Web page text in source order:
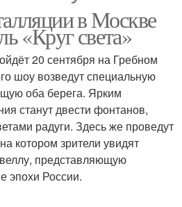
в Москве
«Круг света»
20 сентября на Гребном
шоу возведут специальную
оба берега. Ярким
станут двести фонтанов,
радуги. Здесь же проведут
котором зрители увидят
представляющую
эпохи России.